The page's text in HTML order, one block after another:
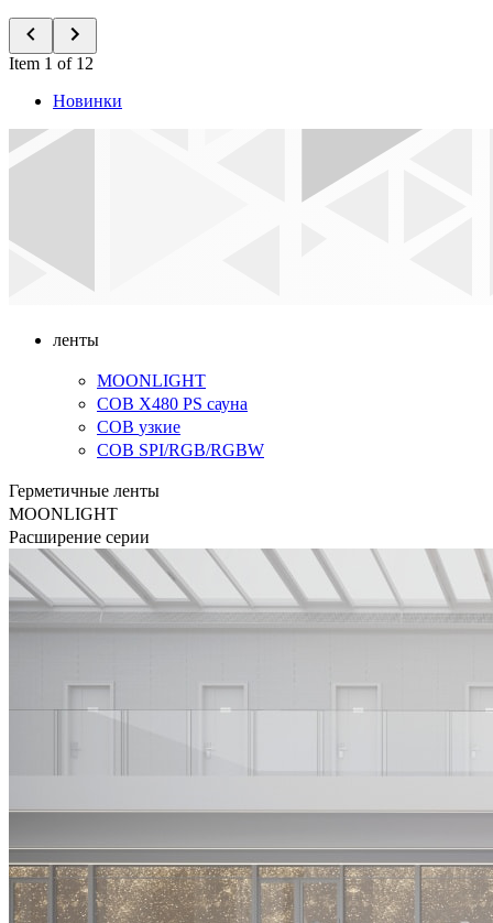
Item 1 of 12
Новинки
ленты
MOONLIGHT
COB X480 PS сауна
COB узкие
COB SPI/RGB/RGBW
Герметичные ленты
MOONLIGHT
Расширение серии